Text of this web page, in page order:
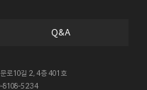
Q&A
문로10길 2, 4층 401호
8108-5234